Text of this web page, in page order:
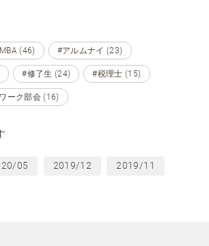
(46) #アルムナイ (23)
#修了生 (24) #税理士 (15)
ーク部会 (16)
05 2019/12 2019/11